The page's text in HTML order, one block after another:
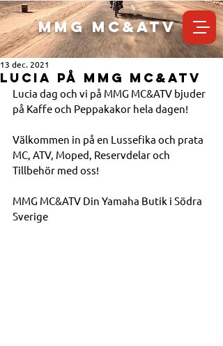
MMG MC&ATV
LUCIA PÅ MMG MC&ATV
13 dec. 2021
Lucia dag och vi på MMG MC&ATV bjuder
på Kaffe och Peppakakor hela dagen!
Välkommen in på en Lussefika och prata
MC, ATV, Moped, Reservdelar och
Tillbehör med oss!
MMG MC&ATV Din Yamaha Butik i Södra
Sverige